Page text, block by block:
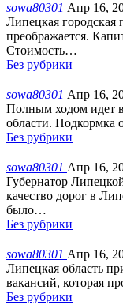
sowa80301 Апр 16,
Липецкая
преображается.
Стоимость…
Без рубрики
sowa80301 Апр 16,
Полным ходом идет
области. Подкормка
Без рубрики
sowa80301 Апр 16,
Губернатор
качество дорог в
было…
Без рубрики
sowa80301 Апр 16,
Липецкая область
вакансий, которая
Без рубрики